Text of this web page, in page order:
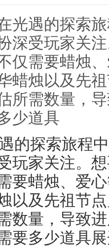
光遇的探索
深受玩家关
仅需要蜡烛
蜡烛以及先
所需数量，
少道具
的探索旅程
玩家关注。
要蜡烛、爱
以及先祖节
数量，导致
要多少道具